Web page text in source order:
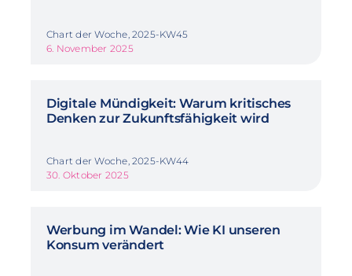
Chart der Woche, 2025-KW45
6. November 2025
Digitale Mündigkeit: Warum kritisches
Denken zur Zukunftsfähigkeit wird
Chart der Woche, 2025-KW44
30. Oktober 2025
Werbung im Wandel: Wie KI unseren
Konsum verändert